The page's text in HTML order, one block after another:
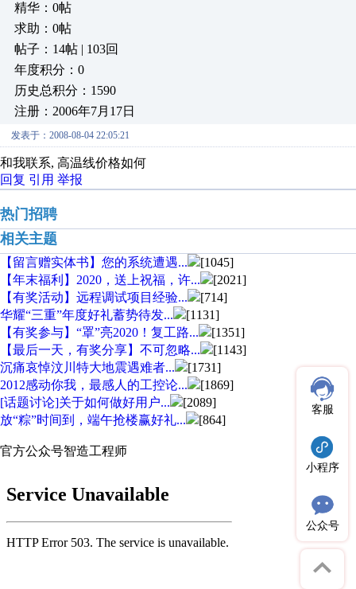
精华：0帖
求助：0帖
帖子：14帖 | 103回
年度积分：0
历史总积分：1590
注册：2006年7月17日
发表于：2008-08-04 22:05:21
和我联系, 高温线价格如何
回复 引用 举报
热门招聘
相关主题
【留言赠实体书】您的系统遭遇...
[1045]
【年末福利】2020，送上祝福，许...
[2021]
【有奖活动】远程调试项目经验...
[714]
华耀“三重”年度好礼蓄势待发...
[1131]
【有奖参与】“罩”亮2020！复工路...
[1351]
【最后一天，有奖分享】不可忽略...
[1143]
沉痛哀悼汶川特大地震遇难者...
[1731]
2012感动你我，最感人的工控论...
[1869]
[话题讨论]关于如何做好用户...
[2089]
放“粽”时间到，端午抢楼赢好礼...
[864]
官方公众号智造工程师
客服
小程序
公众号